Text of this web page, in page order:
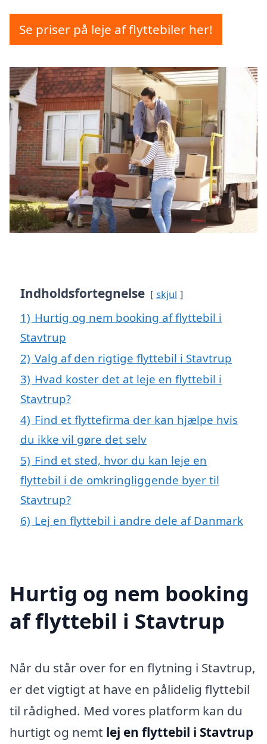
Se priser på leje af flyttebiler her!
Indholdsfortegnelse skjul
1) Hurtig og nem booking af flyttebil i
Stavtrup
2) Valg af den rigtige flyttebil i Stavtrup
3) Hvad koster det at leje en flyttebil i
Stavtrup?
4) Find et flyttefirma der kan hjælpe hvis
du ikke vil gøre det selv
5) Find et sted, hvor du kan leje en
flyttebil i de omkringliggende byer til
Stavtrup?
6) Lej en flyttebil i andre dele af Danmark
Hurtig og nem booking
af flyttebil i Stavtrup
Når du står over for en flytning i Stavtrup,
er det vigtigt at have en pålidelig flyttebil
til rådighed. Med vores platform kan du
hurtigt og nemt lej en flyttebil i Stavtrup